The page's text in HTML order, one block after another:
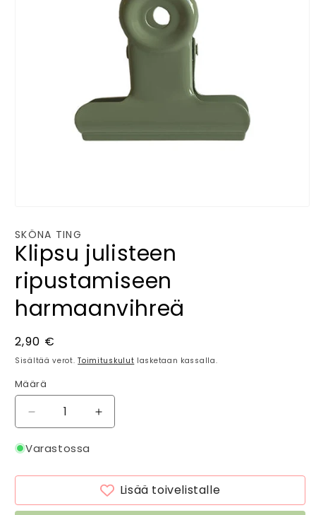
1
modaalisessa
ikkunassa
SKÖNA TING
Klipsu julisteen
ripustamiseen
harmaanvihreä
Normaalihinta
2,90 €
Sisältää verot.Toimituskulut lasketaan kassalla.
Määrä
Määrä
Vähennä
tuotteen
Klipsu
ripustamiseen
harmaanvihreä
määrää
Lisää
tuotteen
ripustamiseen
harmaanvihreä
määrää
Varastossa
Lisää toivelistalle